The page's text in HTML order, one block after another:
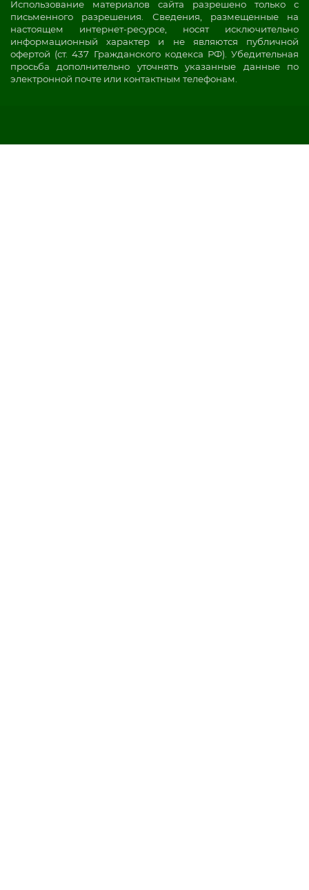
Использование материалов сайта разрешено только с
письменного разрешения. Сведения, размещенные на
настоящем интернет-ресурсе, носят исключительно
информационный характер и не являются публичной
офертой (ст. 437 Гражданского кодекса РФ). Убедительная
просьба дополнительно уточнять указанные данные по
электронной почте или контактным телефонам.